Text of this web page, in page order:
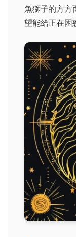
魚獅子的方方
望能給正在困